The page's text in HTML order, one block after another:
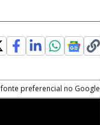
preferencial no Google